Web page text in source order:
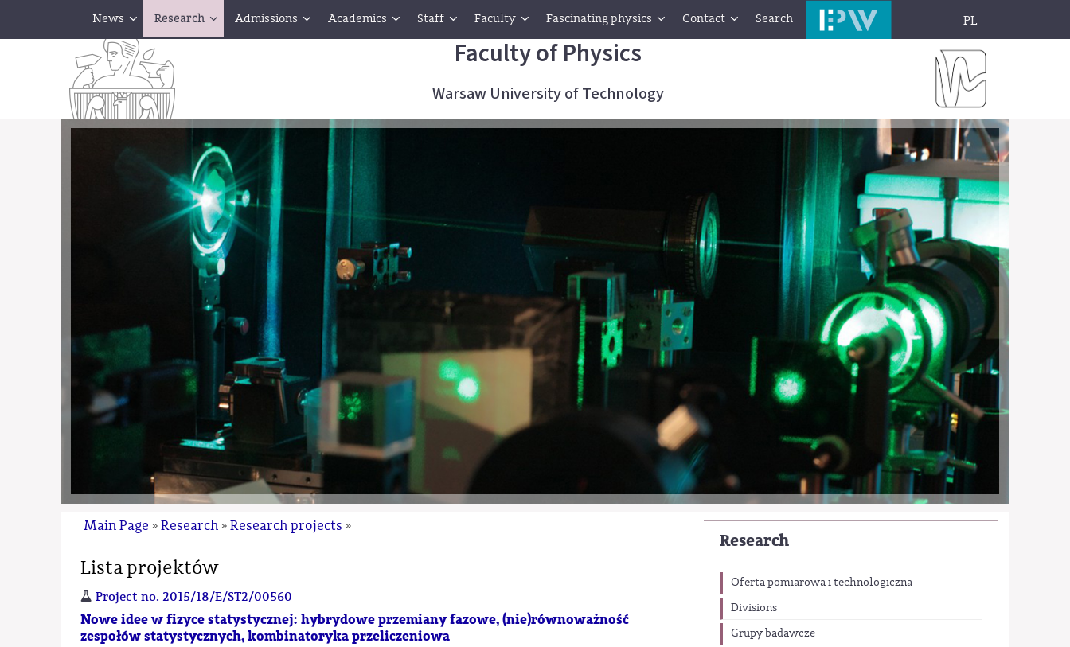
News Research Admissions Academics Staff Faculty Fascinating physics Contact Search PL
Faculty of Physics
Warsaw University of Technology
Research
Oferta pomiarowa i technologiczna
Divisions
Grupy badawcze
Main Page » Research » Research projects »
Lista projektów
Project no. 2015/18/E/ST2/00560
Nowe idee w fizyce statystycznej: hybrydowe przemiany fazowe, (nie)równoważność
zespołów statystycznych, kombinatoryka przeliczeniowa